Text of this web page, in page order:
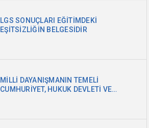
LGS SONUÇLARI EĞİTİMDEKİ
EŞİTSİZLİĞİN BELGESİDİR
MİLLİ DAYANIŞMANIN TEMELİ
CUMHURİYET, HUKUK DEVLETİ VE